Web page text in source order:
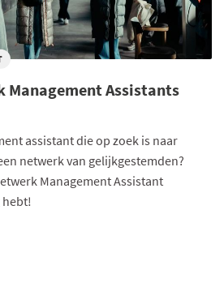
Management Assistants
assistant die op zoek is naar
netwerk van gelijkgestemden?
Management Assistant
hebt!